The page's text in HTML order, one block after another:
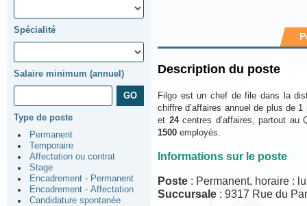
Spécialité
Salaire minimum (annuel)
Type de poste
Permanent
Temporaire
Affectation ou contrat
Stage
Encadrement - Permanent
Encadrement - Affectation
Candidature spontanée
Description du poste
Filgo est un chef de file dans la
chiffre d’affaires annuel de plus de
et 24centres d’affaires, partout au
1500 employés.
Informations sur le poste
Poste : Permanent, horaire :
Succursale : 9317 Rue du